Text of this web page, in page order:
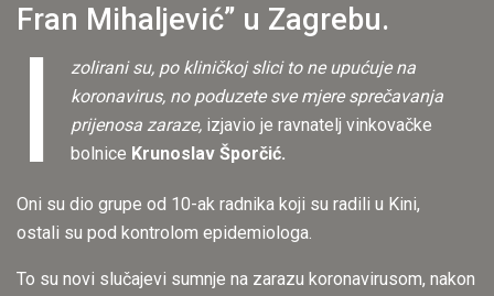
Fran Mihaljević” u Zagrebu.
I
zolirani su, po kliničkoj slici to ne upućuje na
koronavirus, no poduzete sve mjere sprečavanja
prijenosa zaraze, izjavio je ravnatelj vinkovačke
bolnice Krunoslav Šporčić.
Oni su dio grupe od 10-ak radnika koji su radili u Kini,
ostali su pod kontrolom epidemiologa.
To su novi slučajevi sumnje na zarazu koronavirusom, nakon